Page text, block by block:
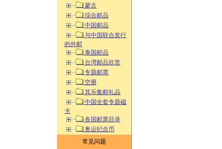
蒙古
综合邮品
中国邮品
与中国联合发行
的外邮
泰国邮品
台湾邮品欣赏
专题邮票
空册
其乐集邮礼品
中国全套专题磁
卡
各国邮票目录
奥运纪念币
常见问题